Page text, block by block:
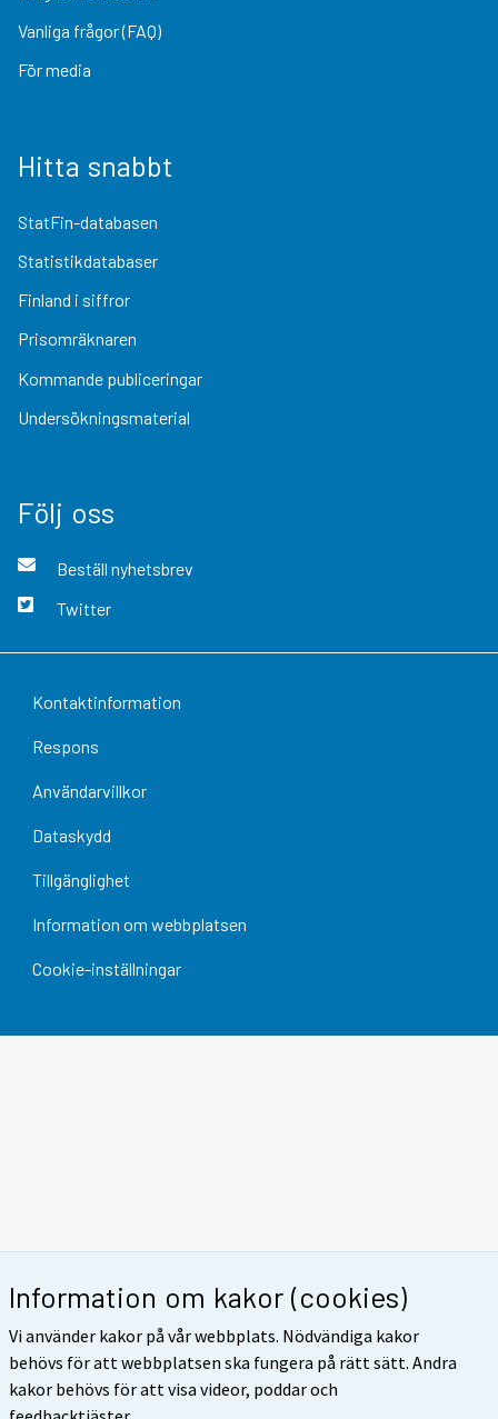
Information om kakor (cookies)
Vi använder kakor på vår webbplats. Nödvändiga kakor
behövs för att webbplatsen ska fungera på rätt sätt. Andra
kakor behövs för att visa videor, poddar och
Vanliga frågor (FAQ)
För media
Hitta snabbt
StatFin-databasen
Statistikdatabaser
Finland i siffror
Prisomräknaren
Kommande publiceringar
Undersökningsmaterial
Följ oss
Beställ nyhetsbrev
Twitter
Kontaktinformation
Respons
Användarvillkor
Dataskydd
Tillgänglighet
Information om webbplatsen
Cookie-inställningar